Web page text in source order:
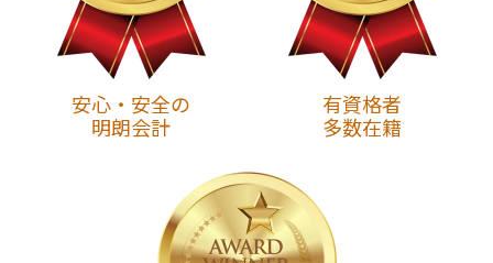
安心・安全の
明朗会計
有資格者
多数在籍